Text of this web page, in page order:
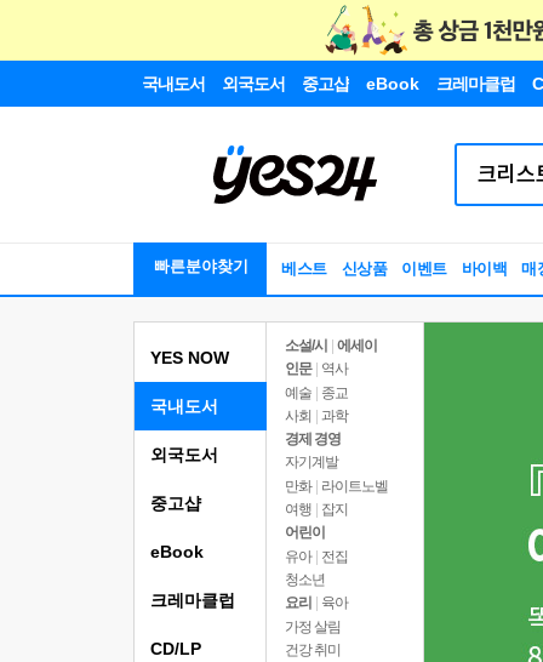
국내도서 외국도서 중고샵 eBook 크레마클럽
빠른분야찾기 베스트 신상품 이벤트 바이백 매
YES NOW
국내도서
소설/시
에세이
인문
역사
예술 | 종교
사회 | 과학
경제 경영
자기계발
만화 | 라이트노벨
여행
잡지
어린이
유아 | 전집
청소년
요리
육아
가정 살림
건강 취미
외국도서
중고샵
eBook
크레마클럽
CD/LP